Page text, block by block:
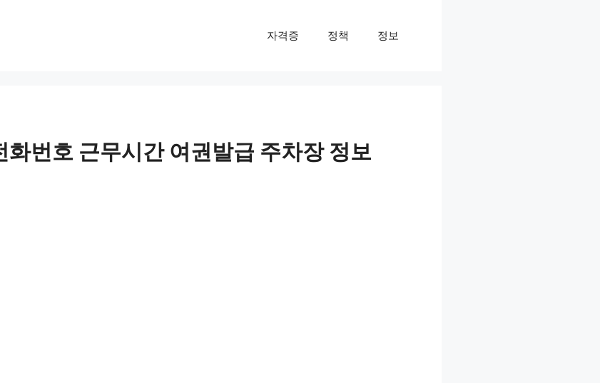
자격증 정책 정보
화번호 근무시간 여권발급 주차장 정보